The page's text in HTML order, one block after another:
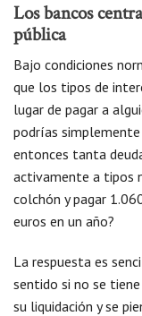
Los bancos
pública
Bajo condiciones
que los tipos de
lugar de pagar a
podrías
entonces tanta
activamente a tipos
colchón y pagar
euros en un año?
La respuesta es
sentido si no se
su liquidación y se